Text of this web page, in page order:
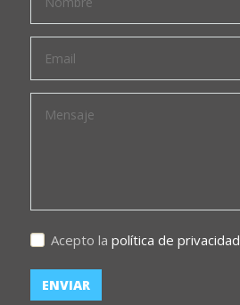
Acepto la política de privacidad